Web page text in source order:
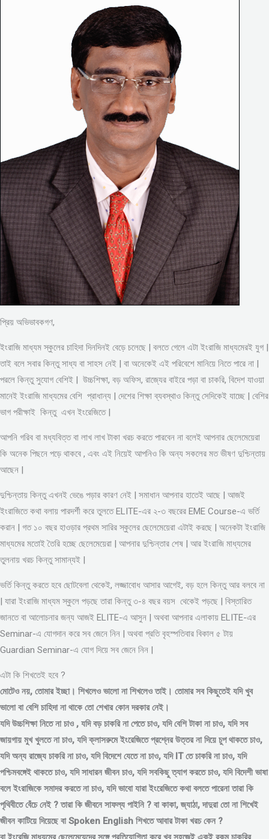
প্রিয় অভিভাবকগণ,
ইংরাজি মাধ্যম স্কুলের চাহিদা দিনদিনই বেড়ে চলেছে | বলতে গেলে এটা ইংরাজি মাধ্যমেরই যুগ |
তাই বলে সবার কিন্তু সাধ্য বা সাহস নেই | বা অনেকেই এই পরিবেশে মানিয়ে নিতে পারে না |
পরলে কিন্তু সুযোগ বেশিই | উচ্চশিক্ষা, বড় অফিস, রাজ্যের বাইরে পড়া বা চাকরি, বিদেশ যাওয়া
মানেই ইংরাজি মাধ্যমের বেশি প্রাধান্য | দেশের শিক্ষা ব্যবস্থাও কিন্তু সেদিকেই যাচ্ছে | বেশির
ভাগ পরীক্ষাই কিন্তু এখন ইংরেজিতে |
আপনি গরিব বা মধ্যবিত্ত বা লাখ লাখ টাকা খরচ করতে পারবেন না বলেই আপনার ছেলেমেয়েরা
কি অনেক পিছনে পড়ে থাকবে , এবং এই নিয়েই আপনিও কি অন্য সকলের মত ভীষণ দুশ্চিন্তায়
আছেন |
দুশ্চিন্তায় কিন্তু এখনই ভেঙে পড়ার কারণ নেই | সমাধান আপনার হাতেই আছে | আজই
ইংরাজিতে কথা বলায় পারদর্শী করে তুলতে ELITE-এর ২-৩ বছরের EME Course-এ ভর্তি
করান | গত ১০ বছর হাওড়ার প্রথম সারির স্কুলের ছেলেমেয়েরা এটাই করছে | অনেকটা ইংরাজি
মাধ্যমের মতোই তৈরি হচ্ছে ছেলেমেয়েরা | আপনার দুশ্চিন্তার শেষ | আর ইংরাজি মাধ্যমের
তুলনায় খরচ কিন্তু সামান্যই |
ভর্তি কিন্তু করতে হবে ছোটবেলা থেকেই, লজ্জাবোধ আসার আগেই, বড় হলে কিন্তু আর বলবে না
| যারা ইংরাজি মাধ্যম স্কুলে পড়ছে তারা কিন্তু ৩-৪ বছর বয়স থেকেই পড়ছে | বিস্তারিত
জানতে বা আলোচনার জন্য আজই ELITE-এ আসুন | অথবা আপনার এলাকায় ELITE-এর
Seminar-এ যোগদান করে সব জেনে নিন | অথবা প্রতি বৃহস্পতিবার বিকাল ৫ টায়
Guardian Seminar-এ যোগ দিয়ে সব জেনে নিন |
এটা কি শিখতেই হবে ?
মোটেও নয়, তোমার ইচ্ছা। শিখলেও ভালো না শিখলেও তাই। তোমার সব কিছুতেই যদি খুব
ভালো বা বেশি চাহিদা না থাকে তো শেখার কোন দরকার নেই।
যদি উচ্চশিক্ষা নিতে না চাও , যদি বড় চাকরি না পেতে চাও, যদি বেশি টাকা না চাও, যদি সব
জায়গায় মুখ খুলতে না চাও, যদি ক্লাসরুমে ইংরেজিতে প্রশ্নের উত্তর না দিয়ে চুপ থাকতে চাও,
যদি অন্য রাজ্যে চাকরি না চাও, যদি বিদেশে যেতে না চাও, যদি IT তে চাকরি না চাও, যদি
পশ্চিমবঙ্গেই থাকতে চাও, যদি সাধারন জীবন চাও, যদি সবকিছু ত্যাগ করতে চাও, যদি বিদেশী ভাষা
বলে ইংরাজিকে সমাদর করতে না চাও, যদি ভাবো যারা ইংরেজিতে কথা বলতে পারেনা তারা কি
পৃথিবীতে বেঁচে নেই ? তারা কি জীবনে সাফল্য পাইনি ? বা কাকা, জ্যাঠা, দাদুরা তো না শিখেই
জীবন কাটিয়ে দিয়েছে বা Spoken English শিখতে আবার টাকা খরচ কেন ?